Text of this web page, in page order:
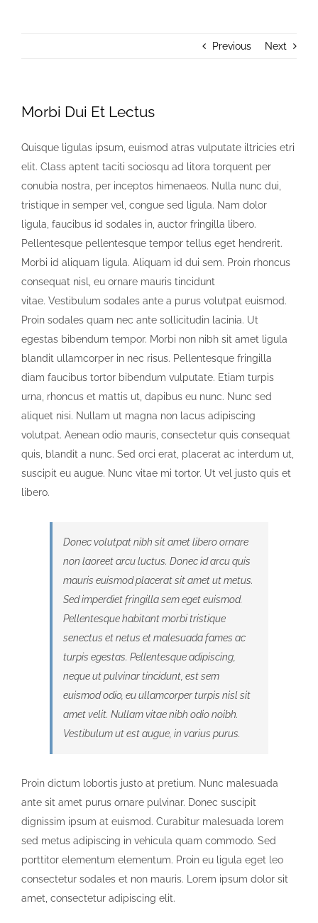
Previous Next
Morbi Dui Et Lectus
Quisque ligulas ipsum, euismod atras vulputate iltricies etri
elit. Class aptent taciti sociosqu ad litora torquent per
conubia nostra, per inceptos himenaeos. Nulla nunc dui,
tristique in semper vel, congue sed ligula. Nam dolor
ligula, faucibus id sodales in, auctor fringilla libero.
Pellentesque pellentesque tempor tellus eget hendrerit.
Morbi id aliquam ligula. Aliquam id dui sem. Proin rhoncus
consequat nisl, eu ornare mauris tincidunt
vitae. Vestibulum sodales ante a purus volutpat euismod.
Proin sodales quam nec ante sollicitudin lacinia. Ut
egestas bibendum tempor. Morbi non nibh sit amet ligula
blandit ullamcorper in nec risus. Pellentesque fringilla
diam faucibus tortor bibendum vulputate. Etiam turpis
urna, rhoncus et mattis ut, dapibus eu nunc. Nunc sed
aliquet nisi. Nullam ut magna non lacus adipiscing
volutpat. Aenean odio mauris, consectetur quis consequat
quis, blandit a nunc. Sed orci erat, placerat ac interdum ut,
suscipit eu augue. Nunc vitae mi tortor. Ut vel justo quis et
libero.
Donec volutpat nibh sit amet libero ornare
non laoreet arcu luctus. Donec id arcu quis
mauris euismod placerat sit amet ut metus.
Sed imperdiet fringilla sem eget euismod.
Pellentesque habitant morbi tristique
senectus et netus et malesuada fames ac
turpis egestas. Pellentesque adipiscing,
neque ut pulvinar tincidunt, est sem
euismod odio, eu ullamcorper turpis nisl sit
amet velit. Nullam vitae nibh odio noibh.
Vestibulum ut est augue, in varius purus.
Proin dictum lobortis justo at pretium. Nunc malesuada
ante sit amet purus ornare pulvinar. Donec suscipit
dignissim ipsum at euismod. Curabitur malesuada lorem
sed metus adipiscing in vehicula quam commodo. Sed
porttitor elementum elementum. Proin eu ligula eget leo
consectetur sodales et non mauris. Lorem ipsum dolor sit
amet, consectetur adipiscing elit.